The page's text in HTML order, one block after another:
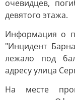
очевидцев,
девятого этажа.
Информация о
"Инцидент
лежало под
адресу улица
На месте